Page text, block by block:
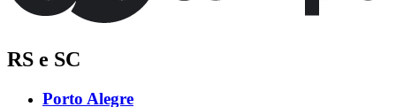
RS e SC
Porto Alegre